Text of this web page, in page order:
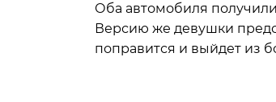
Оба автомобиля
Версию же девушки
поправится и выйдет из